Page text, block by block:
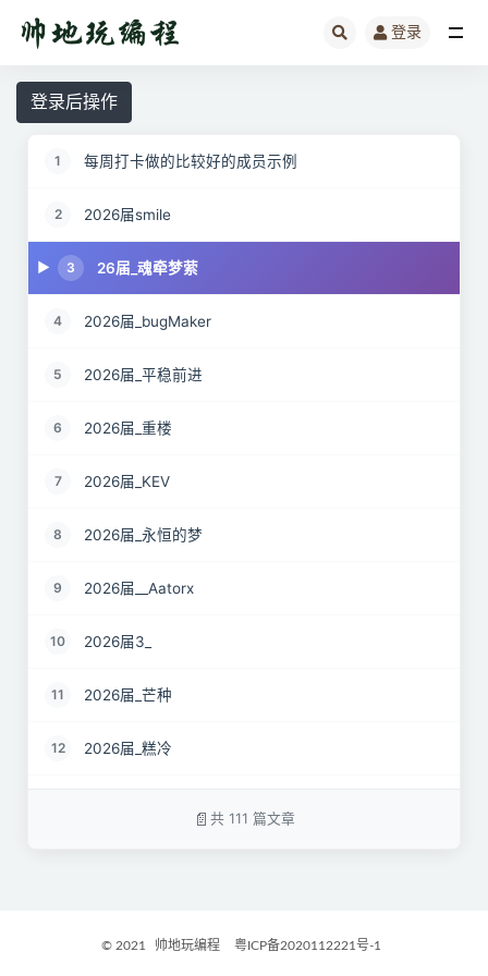
登录
登录后操作
1 每周打卡做的比较好的成员示例
2 2026届smile
3 26届_魂牵梦萦
4 2026届_bugMaker
5 2026届_平稳前进
6 2026届_重楼
7 2026届_KEV
8 2026届_永恒的梦
9 2026届__Aatorx
10 2026届3_
11 2026届_芒种
12 2026届_糕冷
共 111 篇文章
© 2021 帅地玩编程 粤ICP备2020112221号-1